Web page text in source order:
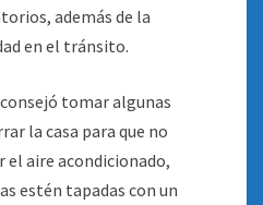
además de la
en el tránsito.
tomar algunas
la casa para que no
aire acondicionado,
estén tapadas con un